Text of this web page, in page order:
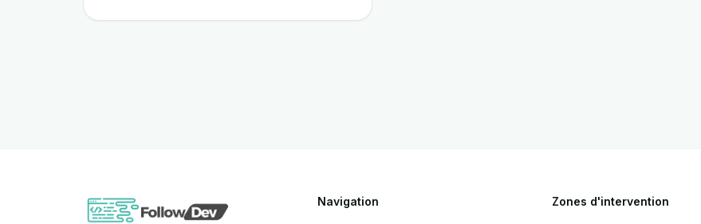
Navigation Zones d'intervention